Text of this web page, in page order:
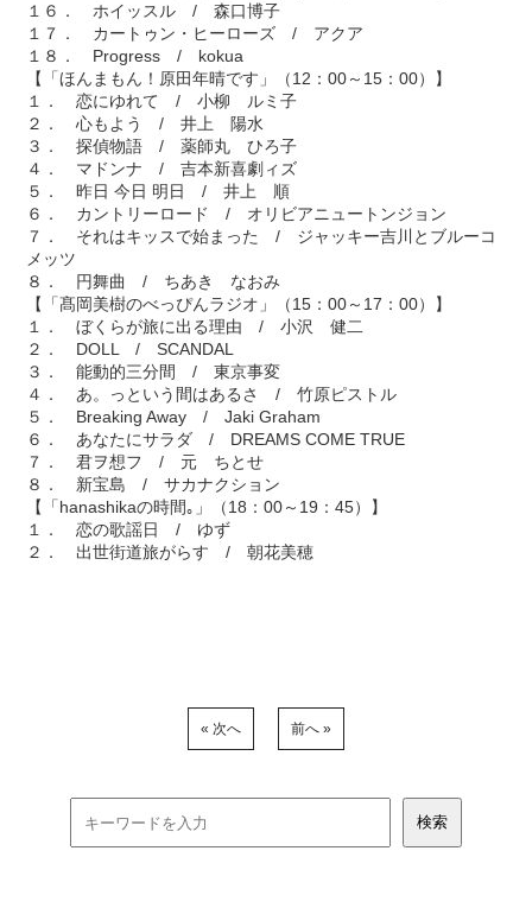
１６． ホイッスル / 森口博子
１７． カートゥン・ヒーローズ / アクア
１８． Progress / kokua
【「ほんまもん！原田年晴です」（12：00～15：00）】
１． 恋にゆれて / 小柳 ルミ子
２． 心もよう / 井上 陽水
３． 探偵物語 / 薬師丸 ひろ子
４． マドンナ / 吉本新喜劇ィズ
５． 昨日 今日 明日 / 井上 順
６． カントリーロード / オリビアニュートンジョン
７． それはキッスで始まった / ジャッキー吉川とブルーコ
メッツ
８． 円舞曲 / ちあき なおみ
【「髙岡美樹のべっぴんラジオ」（15：00～17：00）】
１． ぼくらが旅に出る理由 / 小沢 健二
２． DOLL / SCANDAL
３． 能動的三分間 / 東京事変
４． あ。っという間はあるさ / 竹原ピストル
５． Breaking Away / Jaki Graham
６． あなたにサラダ / DREAMS COME TRUE
７． 君ヲ想フ / 元 ちとせ
８． 新宝島 / サカナクション
【「hanashikaの時間｡」（18：00～19：45）】
１． 恋の歌謡日 / ゆず
２． 出世街道旅がらす / 朝花美穂
« 次へ 前へ »